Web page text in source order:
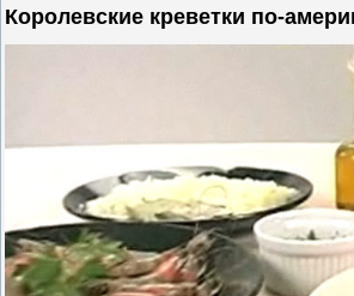
Королевские креветки по-